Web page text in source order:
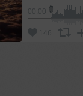
146